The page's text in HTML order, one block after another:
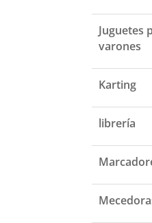
Juguetes
varones
Karting
librería